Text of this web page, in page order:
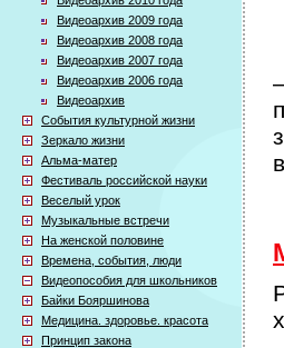
Видеоархив 2009 года
Видеоархив 2008 года
Видеоархив 2007 года
Видеоархив 2006 года
Видеоархив
События культурной жизни
Зеркало жизни
Альма-матер
Фестиваль российской науки
Веселый урок
Музыкальные встречи
На женской половине
Времена, события, люди
Видеопособия для школьников
Байки Бояршинова
Медицина. здоровье. красота
Принцип закона